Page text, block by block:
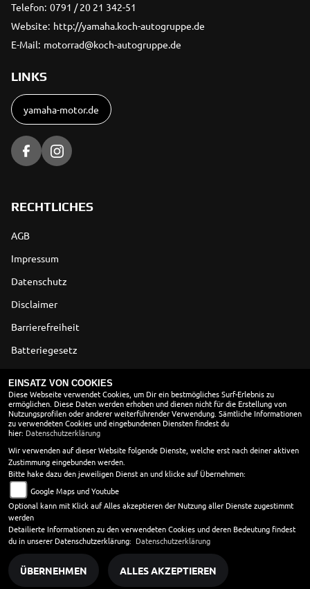
Telefon: 0791 / 20 21 342-51
Website: http://yamaha.koch-autogruppe.de
E-Mail: motorrad@koch-autogruppe.de
LINKS
yamaha-motor.de
RECHTLICHES
AGB
Impressum
Datenschutz
Disclaimer
Barrierefreiheit
Batteriegesetz
ÖFFNUNGSZEITEN
Montag:
08:30 - 18:00
Dienstag:
08:30 - 18:00
Mittwoch:
08:30 - 18:00
Donnerstag:
08:30 - 18:00
Freitag:
08:30 - 18:00
Samstag:
08:30 - 13:00
Sonntag:
geschlossen
EINSATZ VON COOKIES
Diese Webseite verwendet Cookies, um Dir ein bestmögliches Surf-Erlebnis zu
ermöglichen. Diese Daten werden erhoben und dienen nicht für die Erstellung von
Nutzungsprofilen oder anderer weiterführender Verwendung. Sämtliche Informationen
zu verwendeten Cookies und eingebundenen Diensten findest du
hier: Datenschutzerklärung
Wir verwenden auf dieser Website folgende Dienste, welche erst nach deiner aktiven
Zustimmung eingebunden werden.
Bitte hake dazu den jeweiligen Dienst an und klicke auf Übernehmen:
Google Maps und Youtube
Optional kann mit Klick auf Alles akzeptieren der Nutzung aller Dienste zugestimmt
werden
Detailierte Informationen zu den verwendeten Cookies und deren Bedeutung findest
du in unserer Datenschutzerklärung: Datenschutzerklärung
ÜBERNEHMEN ALLES AKZEPTIEREN